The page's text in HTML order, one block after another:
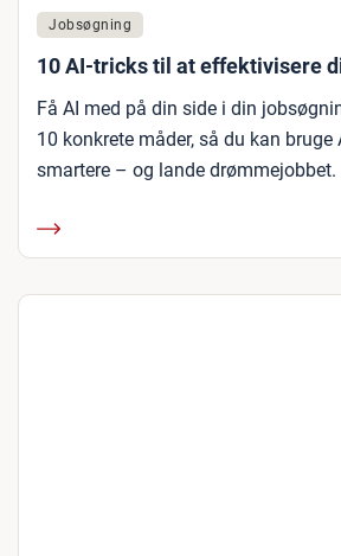
Jobsøgning
10 AI-tricks til at effektivisere
Få AI med på din side i din
10 konkrete måder, så du kan bruge
smartere – og lande drømmejobbet.